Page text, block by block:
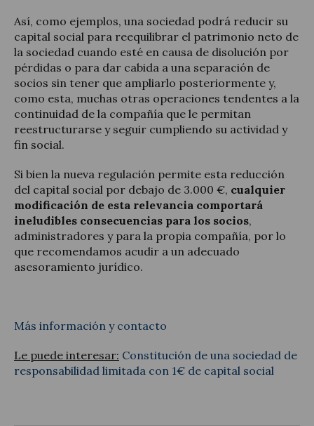
Así, como ejemplos, una sociedad podrá reducir su
capital social para reequilibrar el patrimonio neto de
la sociedad cuando esté en causa de disolución por
pérdidas o para dar cabida a una separación de
socios sin tener que ampliarlo posteriormente y,
como esta, muchas otras operaciones tendentes a la
continuidad de la compañía que le permitan
reestructurarse y seguir cumpliendo su actividad y
fin social.
Si bien la nueva regulación permite esta reducción
del capital social por debajo de 3.000 €, cualquier
modificación de esta relevancia comportará
ineludibles consecuencias para los socios,
administradores y para la propia compañía, por lo
que recomendamos acudir a un adecuado
asesoramiento jurídico.
Más información y contacto
Le puede interesar: Constitución de una sociedad de
responsabilidad limitada con 1€ de capital social